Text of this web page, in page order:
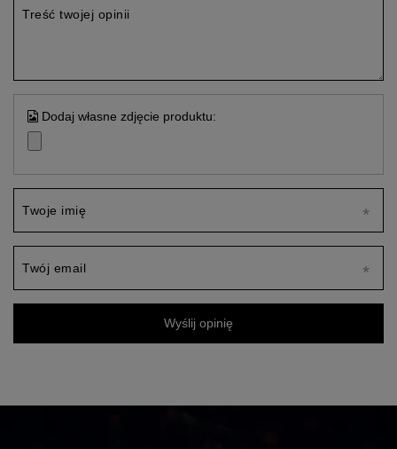
Treść twojej opinii
Dodaj własne zdjęcie produktu:
Twoje imię
Twój email
Wyślij opinię